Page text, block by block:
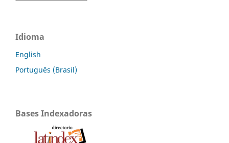
Idioma
English
Português (Brasil)
Bases Indexadoras